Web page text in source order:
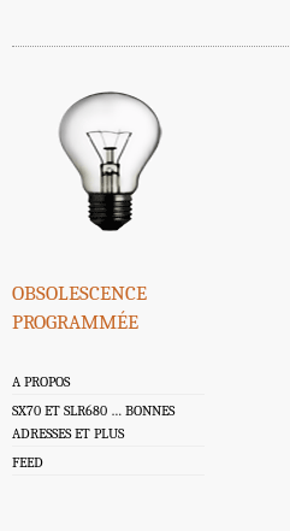
obsolescence
programmée
A PROPOS
SX70 ET SLR680 … BONNES
ADRESSES ET PLUS
FEED